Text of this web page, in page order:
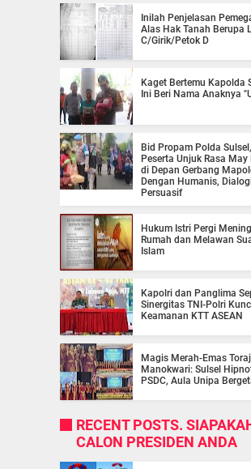
Inilah Penjelasan
Alas Hak Tanah Berupa
C/Girik/Petok D
Kaget Bertemu Kapolda
Ini Beri Nama Anaknya
Bid Propam Polda
Peserta Unjuk Rasa May
di Depan Gerbang
Dengan Humanis,
Persuasif
Hukum Istri Pergi
Rumah dan Melawan
Islam
Kapolri dan Panglima
Sinergitas TNI-Polri
Keamanan KTT ASEAN
Magis Merah-Emas
Manokwari: Sulsel
PSDC, Aula Unipa
RECENT POSTS.
CALON PRESIDEN ANDA